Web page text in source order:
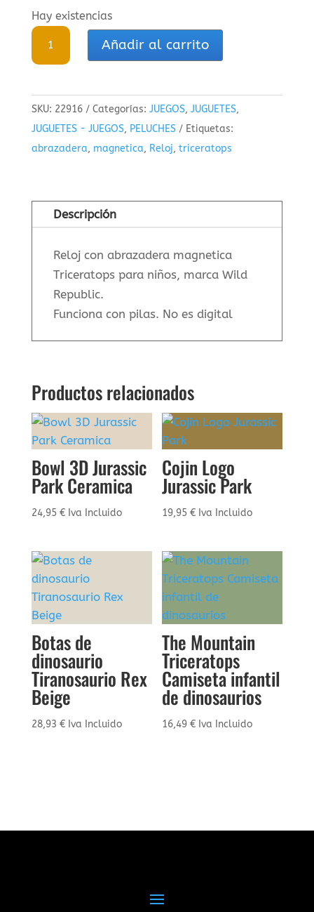
Hay existencias
Reloj
Triceratops
cantidad
Añadir al carrito
SKU: 22916 Categorías: JUEGOS, JUGUETES,
JUGUETES - JUEGOS, PELUCHES
Etiquetas:
abrazadera, magnetica, Reloj, triceratops
Descripción
Reloj con abrazadera magnetica
Triceratops para niños, marca Wild
Republic.
Funciona con pilas. No es digital
Productos relacionados
Bowl 3D Jurassic
Park Ceramica
24,95 € Iva Incluido
Cojin Logo
Jurassic Park
19,95€ Iva Incluido
Botas de
dinosaurio
Tiranosaurio Rex
Beige
28,93 € Iva Incluido
The Mountain
Triceratops
Camiseta infantil
de dinosaurios
16,49€ Iva Incluido